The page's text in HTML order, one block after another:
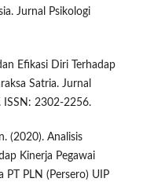
Jurnal Psikologi
Efikasi Diri Terhadap
Satria. Jurnal
ISSN: 2302-2256.
(2020). Analisis
Kinerja Pegawai
PT PLN (Persero) UIP